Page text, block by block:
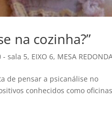
na cozinha?”
- sala 5, EIXO 6, MESA
de pensar a psicanálise no
conhecidos como